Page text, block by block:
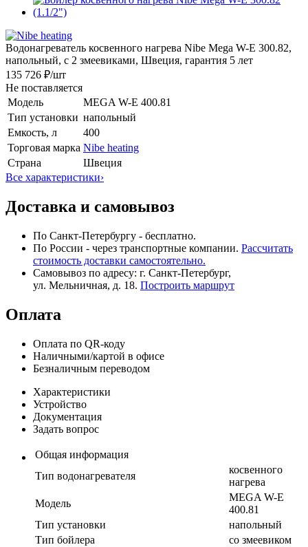
Водонагреватель косвенного нагрева Nibe Mega W-E 300.82,
напольный, с 2 змеевиками, Швеция, гарантия 5 лет
135 726 ₽/шт
Не поставляется
Модель
MEGA W-E 400.81
Тип установки напольный
Емкость, л
400
Торговая марка Nibe heating
Страна
Швеция
Все характеристики›
Доставка и самовывоз
По Санкт-Петербургу - бесплатно.
По России - через транспортные компании. Рассчитать
стоимость доставки самостоятельно.
Самовывоз по адресу: г. Санкт-Петербург,
ул. Мельничная, д. 18. Построить маршрут
Оплата
Оплата по QR-коду
Наличными/картой в офисе
Безналичным переводом
Характеристики
Устройство
Документация
Задать вопрос
Общая информация
Тип водонагревателя
косвенного
нагрева
Модель
MEGA W-E
400.81
Тип установки
напольный
Тип бойлера
со змеевиком